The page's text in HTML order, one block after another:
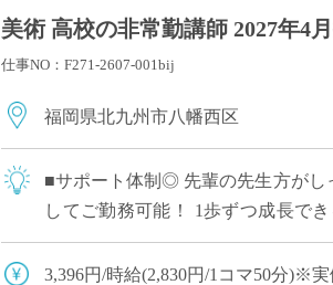
部活動指導員
学童スタッフ
美術 高校の非常勤講師 2027年4
仕事NO：F271-2607-001bij
福岡県北九州市八幡西区
■サポート体制◎ 先輩の先生方がし
してご勤務可能！ 1歩ずつ成長で
のシステムなどを導入されていて
3,396円/時給(2,830円/1コマ50分)※実